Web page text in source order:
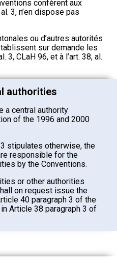
confèrent aux
3, n’en dispose pas
ou d’autres autorités
sur demande les
3, CLaH 96, et à l’art. 38, al.
authorities
a central authority
of the 1996 and 2000
stipulates otherwise, the
responsible for the
by the Conventions.
or other authorities
on request issue the
40 paragraph 3 of the
Article 38 paragraph 3 of